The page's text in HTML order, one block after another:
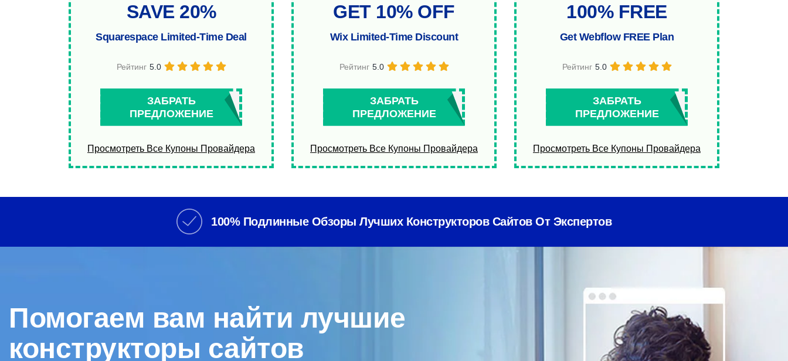
SAVE 20%
Squarespace Limited-Time Deal
Рейтинг 5.0
ЗАБРАТЬ
ПРЕДЛОЖЕНИЕ
Просмотреть Все Купоны Провайдера
GET 10% OFF
Wix Limited-Time Discount
Рейтинг 5.0
ЗАБРАТЬ
ПРЕДЛОЖЕНИЕ
Просмотреть Все Купоны Провайдера
100% FREE
Get Webflow FREE Plan
Рейтинг 5.0
ЗАБРАТЬ
ПРЕДЛОЖЕНИЕ
Просмотреть Все Купоны Провайдера
100% ПодлинныеОбзоры Лучших Конструкторов Сайтов От Экспертов
Помогаем вам найти лучшие
конструкторы сайтов